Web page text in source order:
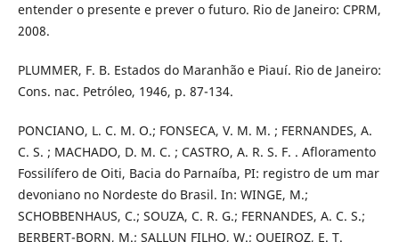
entender o presente e prever o futuro. Rio de Janeiro: CPRM,
2008.
PLUMMER, F. B. Estados do Maranhão e Piauí. Rio de Janeiro:
Cons. nac. Petróleo, 1946, p. 87-134.
PONCIANO, L. C. M. O.; FONSECA, V. M. M. ; FERNANDES, A.
C. S. ; MACHADO, D. M. C. ; CASTRO, A. R. S. F. . Afloramento
Fossilífero de Oiti, Bacia do Parnaíba, PI: registro de um mar
devoniano no Nordeste do Brasil. In: WINGE, M.;
SCHOBBENHAUS, C.; SOUZA, C. R. G.; FERNANDES, A. C. S.;
BERBERT-BORN, M.; SALLUN FILHO, W.; QUEIROZ, E. T.